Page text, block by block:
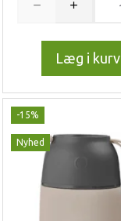
Læg i kurv
-15%
Nyhed